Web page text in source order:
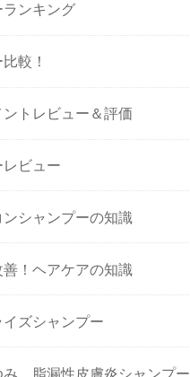
ランキング
較！
ントレビュー＆評価
レビュー
ンシャンプーの知識
！ヘアケアの知識
ズシャンプー
、脂漏性皮膚炎シャンプー